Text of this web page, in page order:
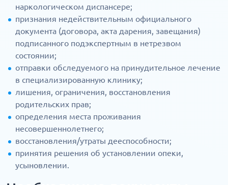
наркологическом диспансере;
признания недействительным официального
документа (договора, акта дарения, завещания)
подписанного подэкспертным в нетрезвом
состоянии;
отправки обследуемого на принудительное лечение
в специализированную клинику;
лишения, ограничения, восстановления
родительских прав;
определения места проживания
несовершеннолетнего;
восстановления/утраты дееспособности;
принятия решения об установлении опеки,
усыновлении.